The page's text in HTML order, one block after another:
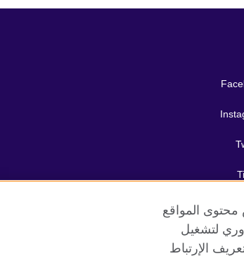
محتوى المواقع
لتشغيل
الإرتباط